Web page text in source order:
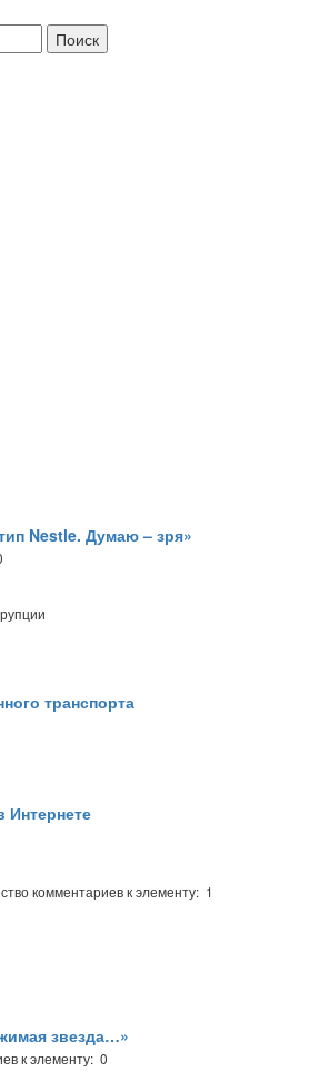
Nestle. Думаю – зря»
транспорта
Интернете
комментариев к элементу: 1
звезда…»
к элементу: 0